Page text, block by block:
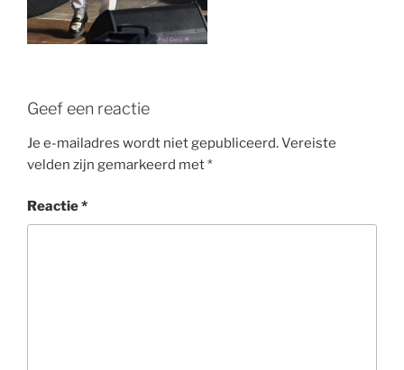
Geef een reactie
Je e-mailadres wordt niet gepubliceerd.Vereiste
velden zijn gemarkeerd met*
Reactie*